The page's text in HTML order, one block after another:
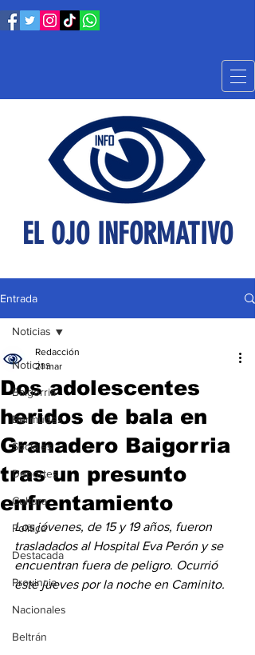
EL OJO INFORMATIVO
Entrada
Noticias
Baigorria
Bermúdez
Sociales
Deportes
Cultura
Política
Destacada
Provincia
Nacionales
Beltrán
Noticias
Dos adolescentes
heridos de bala en
Granadero Baigorria
tras un presunto
enfrentamiento
Redacción
21 mar
Los jóvenes, de 15 y 19 años, fueron
trasladados al Hospital Eva Perón y se
encuentran fuera de peligro. Ocurrió
este jueves por la noche en Caminito.